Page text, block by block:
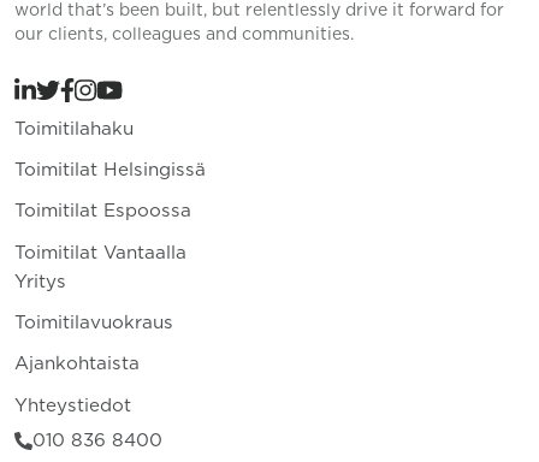
world that’s been built, but relentlessly drive it forward for
our clients, colleagues and communities.
Toimitilahaku
Toimitilat Helsingissä
Toimitilat Espoossa
Toimitilat Vantaalla
Yritys
Toimitilavuokraus
Ajankohtaista
Yhteystiedot
010 836 8400